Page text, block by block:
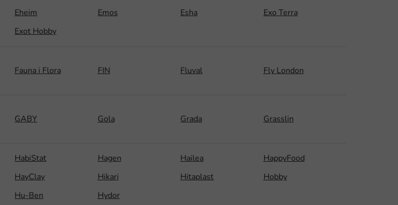
Eheim
Emos Esha
Exo Terra
Exot Hobby
Fauna i Flora FIN Fluval Fly London
GABY Gola Grada Grasslin
HabiStat Hagen Hailea
HappyFood
HayClay
Hikari Hitaplast
Hobby
Hu-Ben
Hydor